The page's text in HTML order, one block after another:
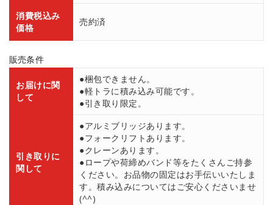
消費税込み
価格
売約済
販売条件
お届けに関
して
●梱包できません。
●軽トラに積み込み可能です。
●引き取り限定。
引き取りに
関して
●アルミブリッジあります。
●フォークリフトあります。
●クレーンあります。
●ロープや荷締めバンド等をたくさんご持参
ください。お品物の固定はお手伝いいたしま
す。積み込みについてはご安心くださいませ
(^^)